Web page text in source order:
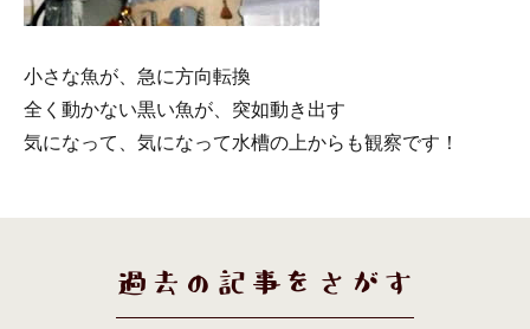
小さな魚が、急に方向転換
全く動かない黒い魚が、突如動き出す
気になって、気になって水槽の上からも観察です！
過去の記事をさがす